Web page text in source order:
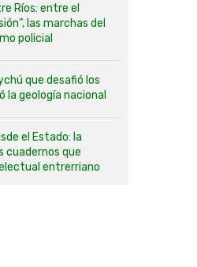
Ríos: entre el
las marchas del
policial
que desafió los
la geología nacional
el Estado: la
cuadernos que
entrerriano